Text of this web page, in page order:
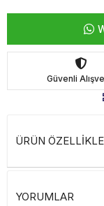
Güvenli
ÜRÜN
YORUMLAR